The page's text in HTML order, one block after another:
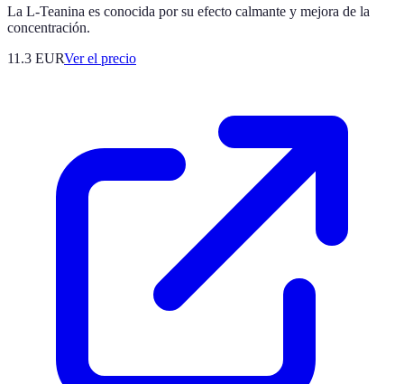
La L-Teanina es conocida por su efecto calmante y mejora de la
concentración.
11.3 EURVer el precio